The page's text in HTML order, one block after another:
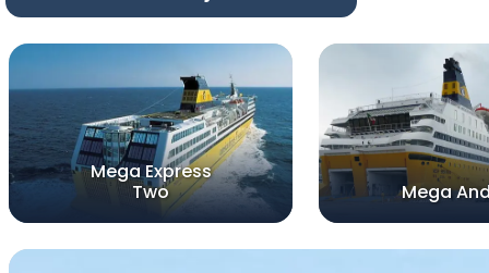
Mega Express
Two
Mega